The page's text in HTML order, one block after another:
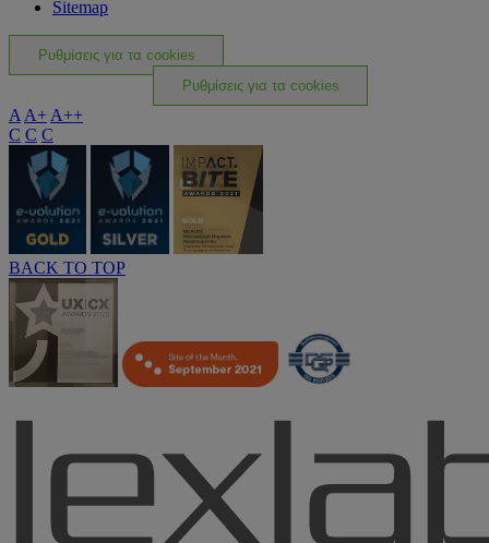
Sitemap
Ρυθμίσεις για τα cookies
Ρυθμίσεις για τα cookies
A A+ A++
C C C
BACK TO TOP